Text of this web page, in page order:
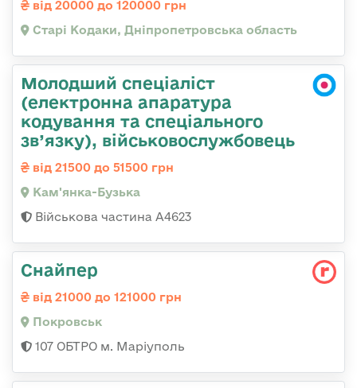
від 20000 до 120000 грн
Старі Кодаки, Дніпропетровська область
Молодший спеціаліст
(електронна апаратура
кодування та спеціального
зв’язку), військовослужбовець
від 21500 до 51500 грн
Кам'янка-Бузька
Військова частина А4623
Снайпер
від 21000 до 121000 грн
Покровськ
107 ОБТРО м. Маріуполь